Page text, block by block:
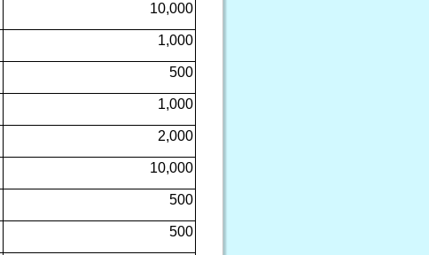
10,000
1,000
500
1,000
2,000
10,000
500
500